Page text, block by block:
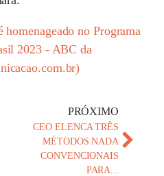
homenageado no Programa
2023 - ABC da
PRÓXIMO
CEO ELENCA TRÊS
MÉTODOS NADA
CONVENCIONAIS
PARA...